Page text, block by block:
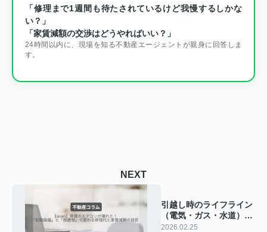
「修理まで1週間も待たされているけど我慢するしかな
い？」
「家賃減額の交渉はどうやればいい？」
24時間以内に、現場を知る不動産エージェントが親身に回答しま
す。
NEXT
引越し時のライフライン
（電気・ガス・水道）手
続き。最短で終わらす手
2026.02.25